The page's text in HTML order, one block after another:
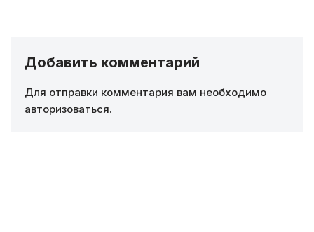
Добавить комментарий
Для отправки комментария вам необходимо
авторизоваться.